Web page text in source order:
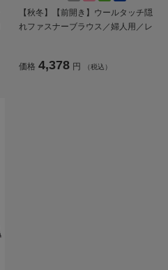
【秋冬】【前開き】ウールタッチ隠
れファスナーブラウス／婦人用／レ
ゼント／ギフト【CF】
価格 4,378 円 （税込）